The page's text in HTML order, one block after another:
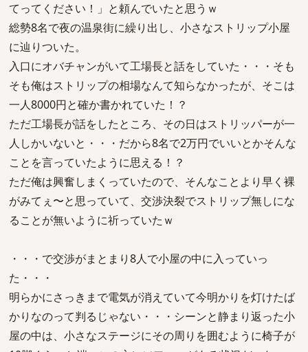
てってください！」と頼んでいたと思うｗ
総勢8名で夜の温泉街に繰り出し、小さなストリップ小屋
に辿りついた。
入口にオバチャンがいて工場長と話をしていた・・・そも
そも俺はストリップの相場なんて知らなかったが、そこは
一人8000円と確か書かれていた！？
ただ工場長が話をしたところ、その日はストリッパーが一
人しかいないと・・・だから8名で2万円でいいとかそんな
ことを言っていたように思える！？
ただ俺は興奮しまくっていたので、そんなことより早く裸
がみてぇ〜と思っていて、交渉決裂でストリップ無しにな
ることが無いように祈っていたｗ
・・・で交渉がまとまり8人で小屋の中に入っていっ
た・・・
明らかにさっきまで電気が消えていて今明かりを灯けたば
かりなのって判るじゃない・・・シーンと静まり返った小
屋の中は、小さなステージにその周りを囲むように椅子が